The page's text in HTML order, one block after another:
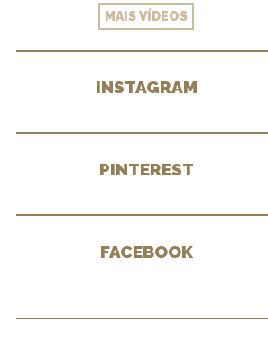
MAIS VÍDEOS
INSTAGRAM
PINTEREST
FACEBOOK